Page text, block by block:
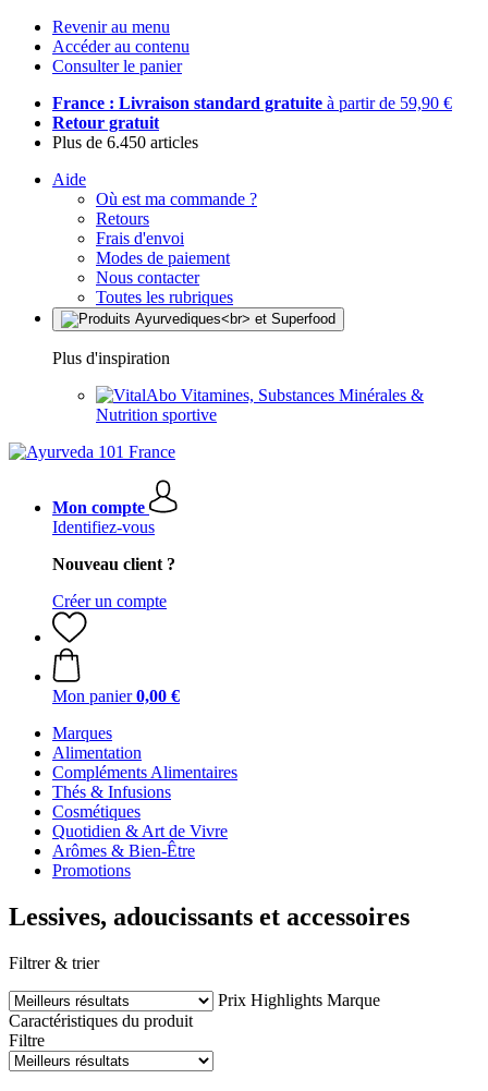
Revenir au menu
Accéder au contenu
Consulter le panier
France : Livraison standard gratuite à partir de 59,90 €
Retour gratuit
Plus de 6.450 articles
Aide
Où est ma commande ?
Retours
Frais d'envoi
Modes de paiement
Nous contacter
Toutes les rubriques
Plus d'inspiration
Vitamines, Substances Minérales &
Nutrition sportive
Mon compte
Identifiez-vous
Nouveau client ?
Créer un compte
Mon panier 0,00 €
Marques
Alimentation
Compléments Alimentaires
Thés & Infusions
Cosmétiques
Quotidien & Art de Vivre
Arômes & Bien-Être
Promotions
Lessives, adoucissants et accessoires
Filtrer & trier
Prix Highlights Marque
Caractéristiques du produit
Filtre